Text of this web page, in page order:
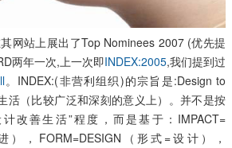
网站上展出了Top Nominees 2007 (优先提
两年一次,上一次即INDEX:2005,我们提到过
。INDEX:(非营利组织)的宗旨是:Design to
活（比较广泛和深刻的意义上）。并不是按
改善生活”程度，而是基于：IMPACT=
），FORM=DESIGN（形式=设计），